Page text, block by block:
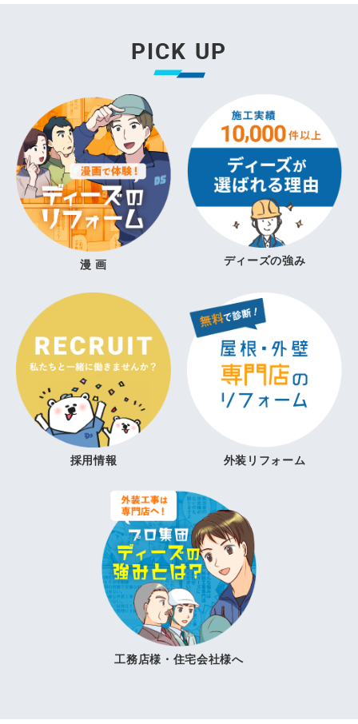
PICK UP
漫 画 ディーズの強み
採用情報 外装リフォーム
工務店様・住宅会社様へ